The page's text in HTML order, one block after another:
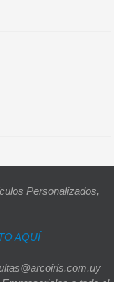
Personalizados,
AQUÍ